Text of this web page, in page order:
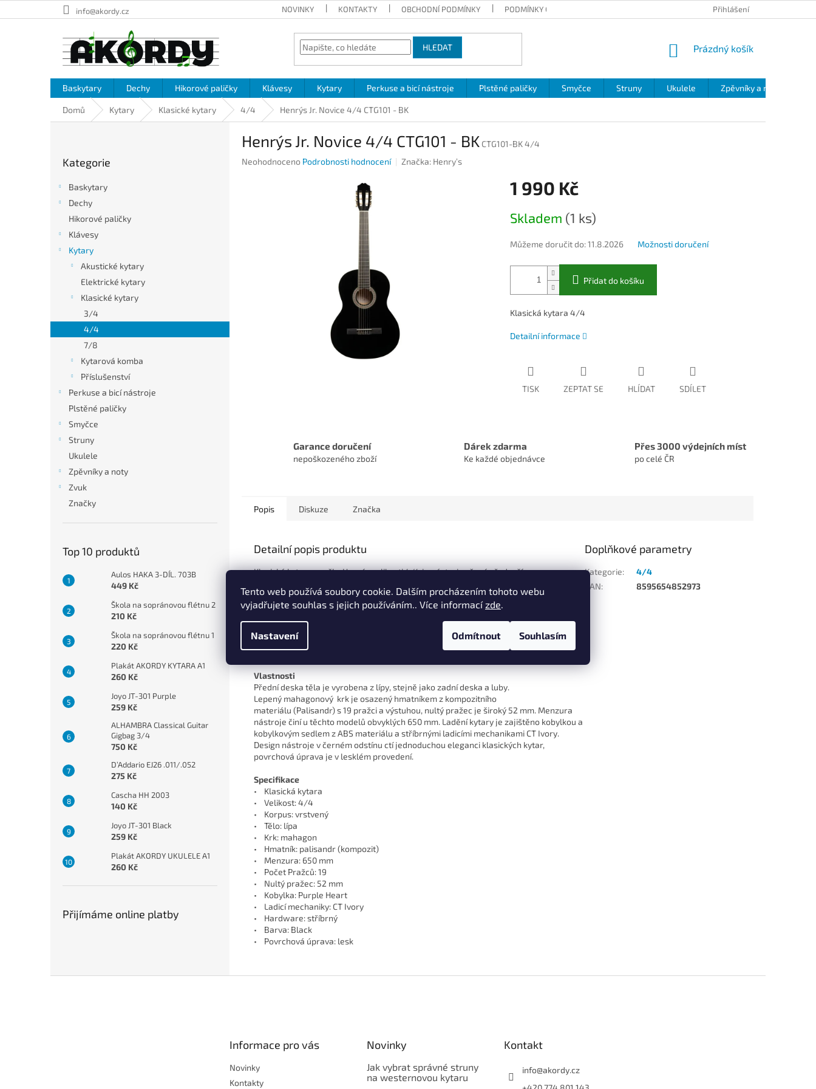
Tento web používá soubory cookie. Dalším procházením tohoto webu
vyjadřujete souhlas s jejich používáním.. Více informacízde.
Nastavení Odmítnout Souhlasím
na
info@akordy.cz NOVINKY KONTAKTY OBCHODNÍ PODMÍNKY PODMÍNKY OCHRANY OSOBNÍCH ÚDAJŮ Přihlášení
HLEDAT
NÁKUPNÍ
Prázdný košík
Baskytary Dechy Hikorové paličky Klávesy Kytary Perkuse a bicí nástroje Plstěné paličky Smyčce Struny Ukulele Zpěvníky a noty
Domů Kytary Klasické kytary 4/4 Henry´s Jr. Novice 4/4 CTG101 - BK
kategorie
Kategorie
Baskytary
Dechy
Hikorové paličky
Klávesy
Kytary
Akustické kytary
Elektrické kytary
Klasické kytary
3/4
4/4
7/8
Kytarová komba
Příslušenství
Perkuse a bicí nástroje
Plstěné paličky
Smyčce
Struny
Ukulele
Zpěvníky a noty
Zvuk
Značky
Top 10 produktů
Aulos HAKA 3-DÍL. 703B
449 Kč
Škola na sopránovou flétnu 2
210 Kč
Škola na sopránovou flétnu 1
220 Kč
Plakát AKORDY KYTARA A1
260 Kč
Joyo JT-301 Purple
259 Kč
ALHAMBRA Classical Guitar
Gigbag 3/4
750 Kč
D’Addario EJ26 .011/.052
275 Kč
Cascha HH 2003
140 Kč
Joyo JT-301 Black
259 Kč
Plakát AKORDY UKULELE A1
260 Kč
Přijímáme online platby
Henry´s Jr. Novice 4/4 CTG101 - BK CTG101-BK 4/4
Průměrné
Neohodnoceno Podrobnosti hodnocení Značka: Henry’s
1 990 Kč
cena:
Skladem (1 ks)
Můžeme doručit do: 11.8.2026 Možnosti doručení
Přidat do košíku
Klasická kytara 4/4
Detailní informace
TISK ZEPTAT SE HLÍDAT SDÍLET
Garance doručení
nepoškozeného zboží
Dárek zdarma
Ke každé objednávce
Přes 3000 výdejních míst
po celé ČR
Popis Diskuze Značka
Detailní popis produktu
Klasická kytara značky Henry´s velikosti 4/4 je nástroj určený především
výuky. Plná velikost kytary je vhodná pro děti od dvanácti až třinácti let. Menzura, šířka
nultého pražce a rozložení pražců jsou shodné s ostatními standardními modely,
modrá a červená ). Kytara Henry´s má kvalitní ladicí mechaniky, výztuhu v krku, což
umožňuje komfortní seřízení a zdobnou rozetu kolem ozvučného otvoru.
Vlastnosti
Přední deska těla je vyrobena z lípy, stejně jako zadní deska a luby.
Lepený mahagonový krk je osazený hmatníkem z kompozitního
materiálu (Palisandr) s 19 pražci a výstuhou, nultý pražec je široký 52 mm. Menzura
nástroje činí u těchto modelů obvyklých 650 mm. Ladění kytary je zajištěno kobylkou a
kobylkovým sedlem z ABS materiálu a stříbrnými ladicími mechanikami CT Ivory.
Design nástroje v černém odstínu ctí jednoduchou eleganci klasických kytar,
povrchová úprava je v lesklém provedení.
Specifikace
• Klasická kytara
• Velikost: 4/4
• Korpus: vrstvený
• Tělo: lípa
• Krk: mahagon
• Hmatník: palisandr (kompozit)
• Menzura: 650 mm
• Počet Pražců: 19
• Nultý pražec: 52 mm
• Kobylka: Purple Heart
• Ladicí mechaniky: CT Ivory
• Hardware: stříbrný
• Barva: Black
• Povrchová úprava: lesk
Doplňkové parametry
Kategorie:
4/4
EAN: 8595654852973
Informace pro vás
Novinky
Kontakty
Novinky
Jak vybrat správné struny
na westernovou kytaru
Kontakt
info@akordy.cz